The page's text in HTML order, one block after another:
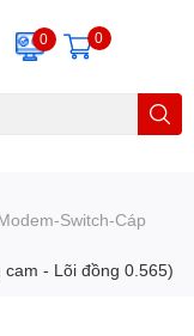
0 0
Switch-Cáp
- Lõi đồng 0.565)